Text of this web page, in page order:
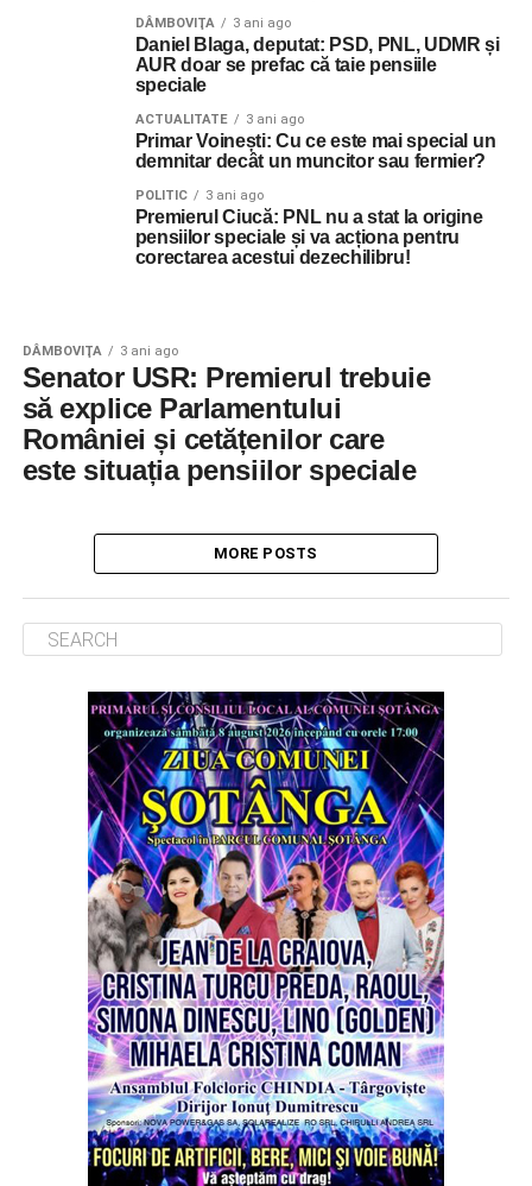
DÂMBOVIŢA 3 ani ago
Daniel Blaga, deputat: PSD, PNL, UDMR și
AUR doar se prefac că taie pensiile
speciale
ACTUALITATE 3 ani ago
Primar Voinești: Cu ce este mai special un
demnitar decât un muncitor sau fermier?
POLITIC 3 ani ago
Premierul Ciucă: PNL nu a stat la origine
pensiilor speciale și va acționa pentru
corectarea acestui dezechilibru!
DÂMBOVIŢA 3 ani ago
Senator USR: Premierul trebuie
să explice Parlamentului
României și cetățenilor care
este situația pensiilor speciale
MORE POSTS